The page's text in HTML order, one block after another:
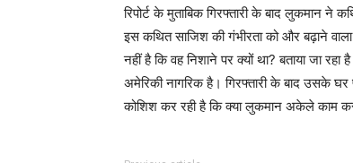
रिपोर्ट के मुताबिक गिरफ्तारी के बाद लुकमान
इस कथित साजिश की गंभीरता को और बढ़ाने
नहीं है कि वह निशाने पर क्यों था? बताया जा
अमेरिकी नागरिक है। गिरफ्तारी के बाद उसके
कोशिश कर रही है कि क्या लुकमान अकेले काम